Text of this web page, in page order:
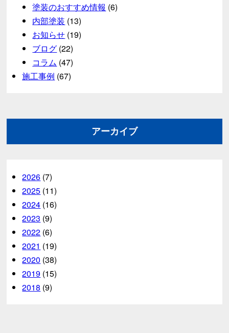
塗装のおすすめ情報 (6)
内部塗装 (13)
お知らせ (19)
ブログ (22)
コラム (47)
施工事例 (67)
アーカイブ
2026 (7)
2025 (11)
2024 (16)
2023 (9)
2022 (6)
2021 (19)
2020 (38)
2019 (15)
2018 (9)